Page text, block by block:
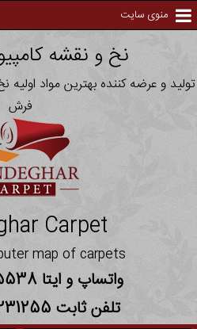
منوی سایت
نخ و نقشه
تولید و عرضه کننده بهترین مواد
فرش
Carpet
map of carpets
واتساپ و ایتا 09149655538
تلفن ثابت 52231255 - 041